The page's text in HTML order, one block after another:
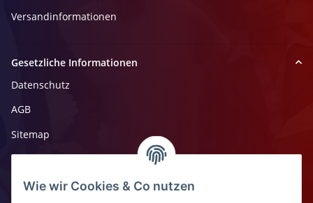
Wie wir Cookies & Co nutzen
Versandinformationen
Gesetzliche Informationen
Datenschutz
AGB
Sitemap
Impressum
Widerrufsrecht